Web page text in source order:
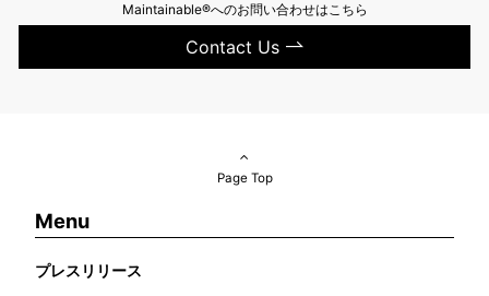
Maintainable®へのお問い合わせはこちら
Contact Us
Page Top
Menu
プレスリリース